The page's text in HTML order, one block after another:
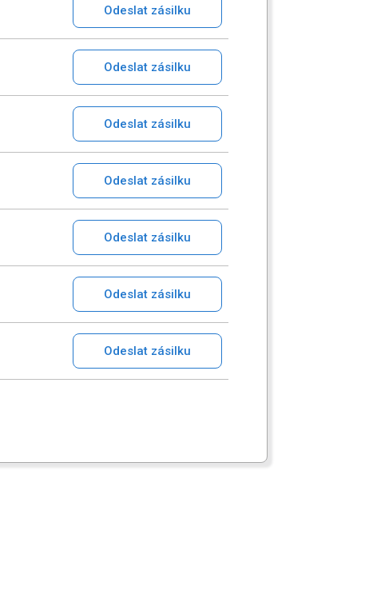
Odeslat zásilku
Odeslat zásilku
Odeslat zásilku
Odeslat zásilku
Odeslat zásilku
Odeslat zásilku
Odeslat zásilku